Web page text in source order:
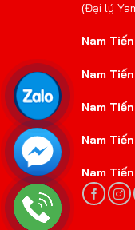
(Đại lý
Nam
Nam
Nam
Nam
Nam